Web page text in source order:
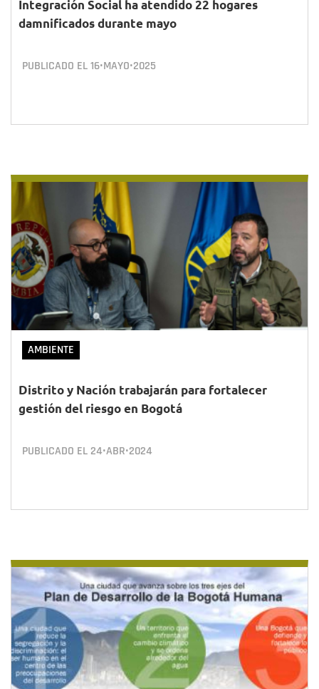
Integración Social ha atendido 22 hogares
damnificados durante mayo
PUBLICADO EL16•MAYO•2025
AMBIENTE
Distrito y Nación trabajarán para fortalecer
gestión del riesgo en Bogotá
PUBLICADO EL 24•ABR•2024